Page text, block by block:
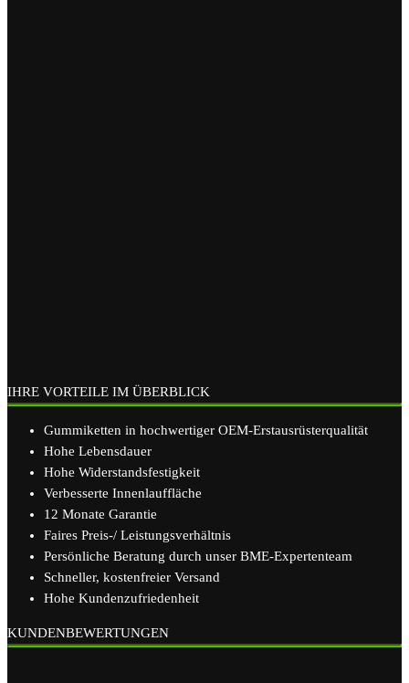
IHRE VORTEILE IM ÜBERBLICK
Gummiketten in hochwertiger OEM-Erstausrüsterqualität
Hohe Lebensdauer
Hohe Widerstandsfestigkeit
Verbesserte Innenlauffläche
12 Monate Garantie
Faires Preis-/ Leistungsverhältnis
Persönliche Beratung durch unser BME-Expertenteam
Schneller, kostenfreier Versand
Hohe Kundenzufriedenheit
KUNDENBEWERTUNGEN